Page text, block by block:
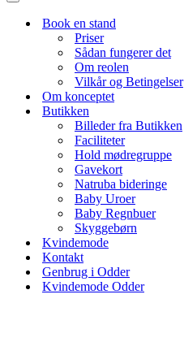
menu
Navigation
Book en stand
Priser
Sådan fungerer det
Om reolen
Vilkår og Betingelser
Om konceptet
Butikken
Billeder fra Butikken
Faciliteter
Hold mødregruppe
Gavekort
Natruba bideringe
Baby Uroer
Baby Regnbuer
Skyggebørn
Kvindemode
Kontakt
Genbrug i Odder
Kvindemode Odder